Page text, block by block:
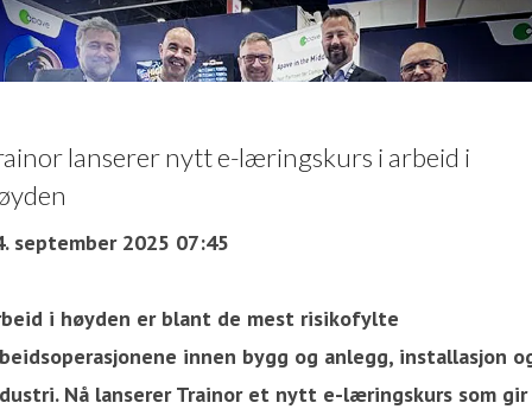
lanserer nytt e-læringskurs i arbeid i
september 2025 07:45
i høyden er blant de mest risikofylte
innen bygg og anlegg, installasjon
Nå lanserer Trainor et nytt e-læringskurs som gir